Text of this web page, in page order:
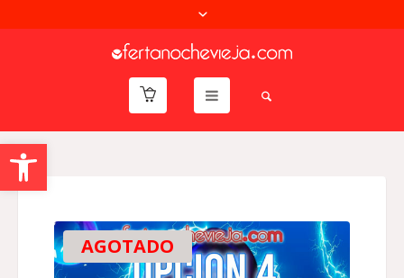
Abrir barra de herramientas
AGOTADO